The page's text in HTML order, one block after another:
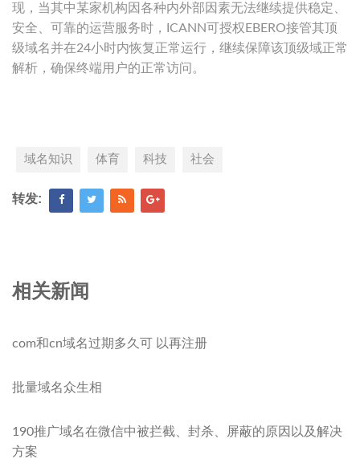
现，当其中某家机构因各种内外部因素无法继续提供稳定、
安全、可靠的运营服务时，ICANN可授权EBERO接管其顶
级域名并在24小时内恢复正常运行，继续保障该顶级域正常
解析，确保终端用户的正常访问。
域名知识 体育 科技 社会
转发:
相关新闻
com和cn域名过期多久可 以再注册
批量域名众生相
190推广域名在微信中被拦截、封杀、屏蔽的原因以及解决
方案